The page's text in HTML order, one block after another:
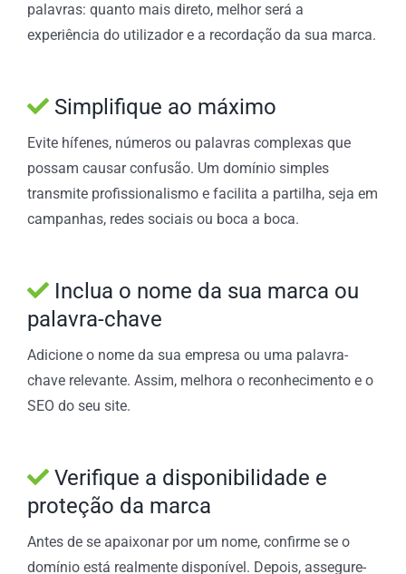
palavras: quanto mais direto, melhor será a
experiência do utilizador e a recordação da sua marca.
Simplifique ao máximo
Evite hífenes, números ou palavras complexas que
possam causar confusão. Um domínio simples
transmite profissionalismo e facilita a partilha, seja em
campanhas, redes sociais ou boca a boca.
Inclua o nome da sua marca ou
palavra-chave
Adicione o nome da sua empresa ou uma palavra-
chave relevante. Assim, melhora o reconhecimento e o
SEO do seu site.
Verifique a disponibilidade e
proteção da marca
Antes de se apaixonar por um nome, confirme se o
domínio está realmente disponível. Depois, assegure-